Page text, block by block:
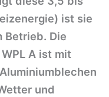
ist sie
Betrieb. Die
A ist mit
und